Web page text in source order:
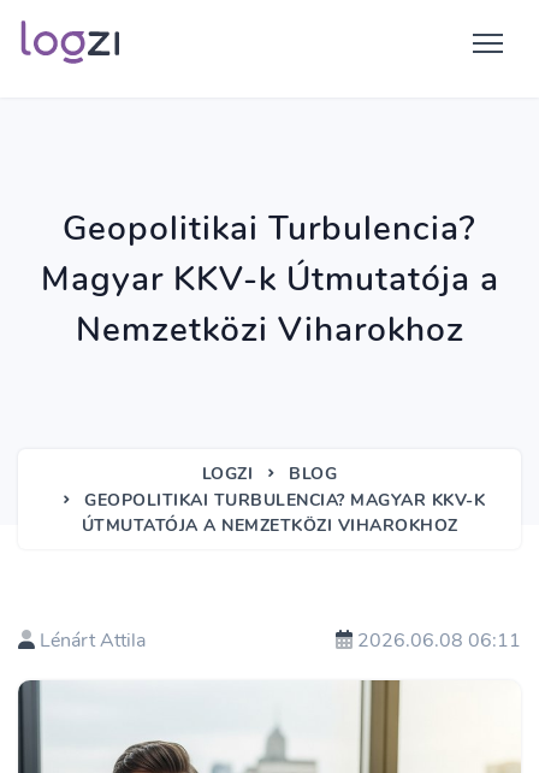
Geopolitikai Turbulencia?
Magyar KKV-k Útmutatója a
Nemzetközi Viharokhoz
LOGZI
BLOG
GEOPOLITIKAI TURBULENCIA? MAGYAR KKV-K
ÚTMUTATÓJA A NEMZETKÖZI VIHAROKHOZ
Lénárt Attila 2026.06.08 06:11